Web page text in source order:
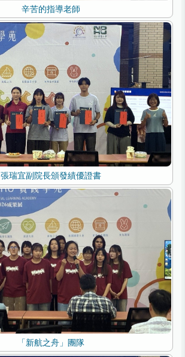
辛苦的指導老師
張瑞宜副院長頒發績優證書
「新航之舟」團隊